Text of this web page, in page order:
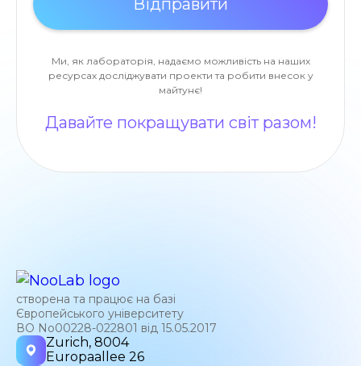
Ми, як лабораторія, надаємо можливість на наших
ресурсах досліджувати проекти та робити внесок у
майтунє!
Давайте покращувати світ разом!
створена та працює на базі
Європейського університету
ВО No00228-022801 від 15.05.2017
Zurich, 8004
Europaallee 26